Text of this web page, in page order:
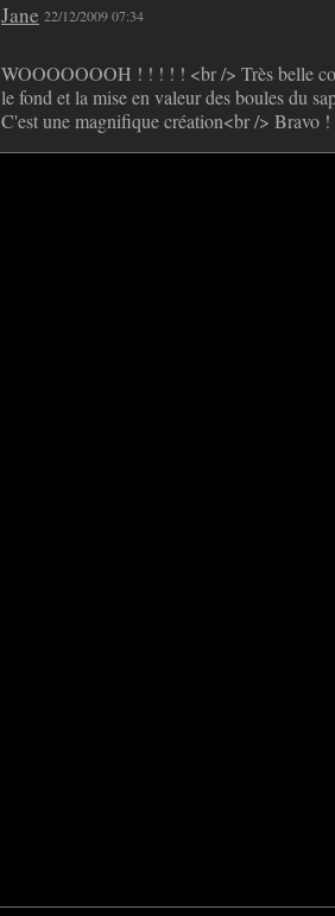
Jane 22/12/2009 07:34
WOOOOOOOH ! ! ! ! ! <br /> Très belle
le fond et la mise en valeur des boules du
C'est une magnifique création<br /> Bravo !